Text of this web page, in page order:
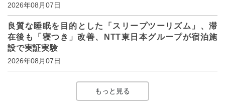
2026年08月07日
良質な睡眠を目的とした「スリープツーリズム」、滞
在後も「寝つき」改善、NTT東日本グループが宿泊施
設で実証実験
2026年08月07日
もっと見る